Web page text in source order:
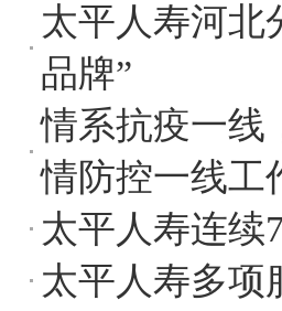
太平人寿河北
品牌”
情系抗疫一
情防控一线工
太平人寿连续
太平人寿多项